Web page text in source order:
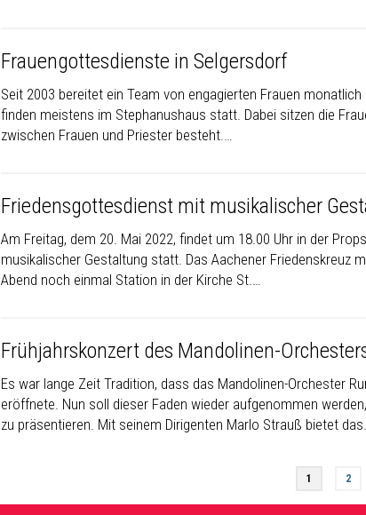
Frauengottesdienste in Selgersdorf
Seit 2003 bereitet ein Team von engagierten Frauen
finden meistens im Stephanushaus statt. Dabei sitzen die
zwischen Frauen und Priester besteht.…
Friedensgottesdienst mit musikalischer
Am Freitag, dem 20. Mai 2022, findet um 18.00 Uhr in der
musikalischer Gestaltung statt. Das Aachener Friedenskreuz
Abend noch einmal Station in der Kirche St.…
Frühjahrskonzert des Mandolinen-
Es war lange Zeit Tradition, dass das Mandolinen-Orchester
eröffnete. Nun soll dieser Faden wieder aufgenommen
zu präsentieren. Mit seinem Dirigenten Marlo Strauß bietet
1 2